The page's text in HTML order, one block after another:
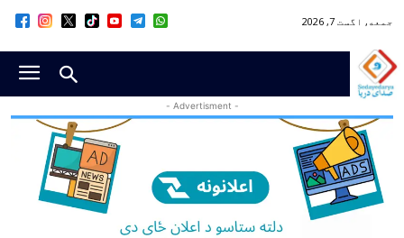
جمعه, اگست 7, 2026
- Advertisment -